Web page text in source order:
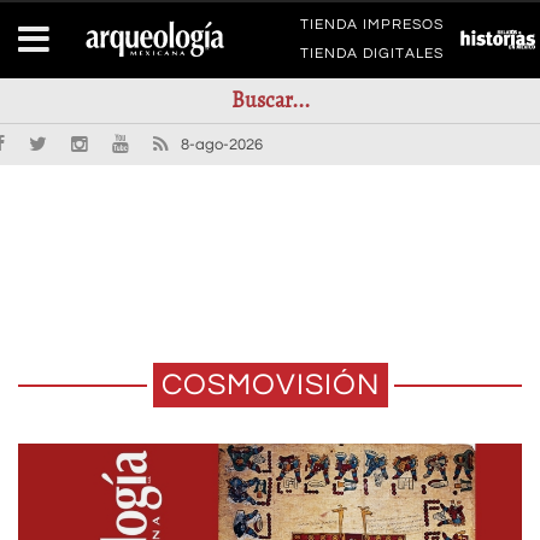
TIENDA IMPRESOS
TIENDA DIGITALES
8-ago-2026
COSMOVISIÓN